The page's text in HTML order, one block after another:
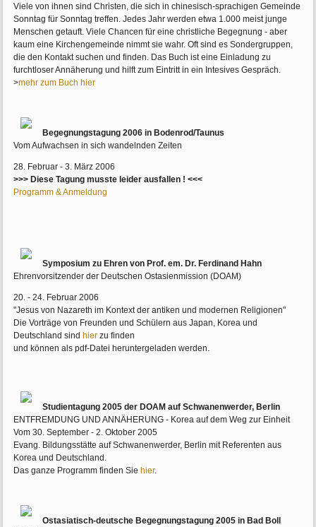
Viele von ihnen sind Christen, die sich in chinesisch-sprachigen Gemeinde
Sonntag für Sonntag treffen. Jedes Jahr werden etwa 1.000 meist junge
Menschen getauft. Viele Chancen für eine christliche Begegnung - aber
kaum eine Kirchengemeinde nimmt sie wahr. Oft sind es Sondergruppen,
die den Kontakt suchen und finden. Das Buch ist eine Einladung zu
furchtloser Annäherung und hilft zum Eintritt in ein Intesives Gespräch.
>mehr zum Buch hier
Begegnungstagung 2006 in Bodenrod/Taunus
Vom Aufwachsen in sich wandelnden Zeiten
28. Februar - 3. März 2006
>>> Diese Tagung musste leider ausfallen ! <<<
Programm & Anmeldung
Symposium zu Ehren von Prof. em. Dr. Ferdinand Hahn
Ehrenvorsitzender der Deutschen Ostasienmission (DOAM)
20. - 24. Februar 2006
"Jesus von Nazareth im Kontext der antiken und modernen Religionen"
Die Vorträge von Freunden und Schülern aus Japan, Korea und
Deutschland sind hier zu finden
und können als pdf-Datei heruntergeladen werden.
Studientagung 2005 der DOAM auf Schwanenwerder, Berlin
ENTFREMDUNG UND ANNÄHERUNG - Korea auf dem Weg zur Einheit
Vom 30. September - 2. Oktober 2005
Evang. Bildungsstätte auf Schwanenwerder, Berlin mit Referenten aus
Korea und Deutschland.
Das ganze Programm finden Sie hier.
Ostasiatisch-deutsche Begegnungstagung 2005 in Bad Boll